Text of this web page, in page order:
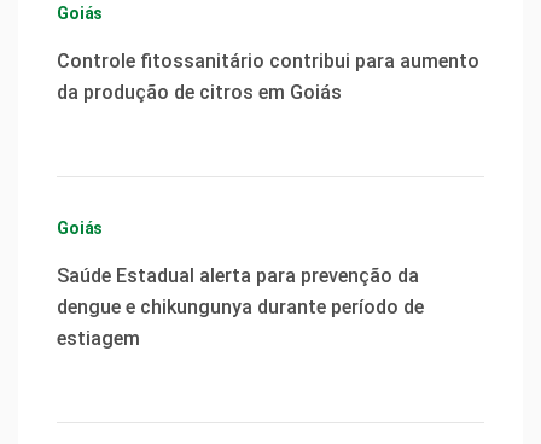
Goiás
Controle fitossanitário contribui para aumento
da produção de citros em Goiás
Goiás
Saúde Estadual alerta para prevenção da
dengue e chikungunya durante período de
estiagem